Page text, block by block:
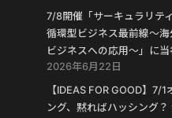
7/8開催「サーキュラリテ
循環型ビジネス最前線〜
ビジネスへの応用〜」に
2026年6月22日
【IDEAS FOR GOOD】7/
ング、黙ればハッシング